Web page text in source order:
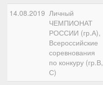
14.08.2019 Личный
ЧЕМПИОНАТ
РОССИИ (гр.А),
Всероссийские
соревнования
по конкуру (гр.В,
С)